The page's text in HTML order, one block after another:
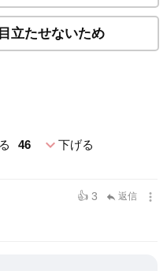
立たせないため
46 expand_more下げる
👍 3 reply 返信 more_vert